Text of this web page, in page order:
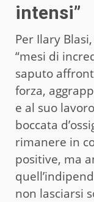
intensi”
Per Ilary
“mesi di
saputo
forza,
e al suo
boccata
rimanere in
positive, ma
non lasciarsi